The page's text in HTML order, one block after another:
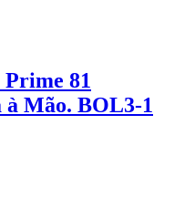
81
Mão. BOL3-1